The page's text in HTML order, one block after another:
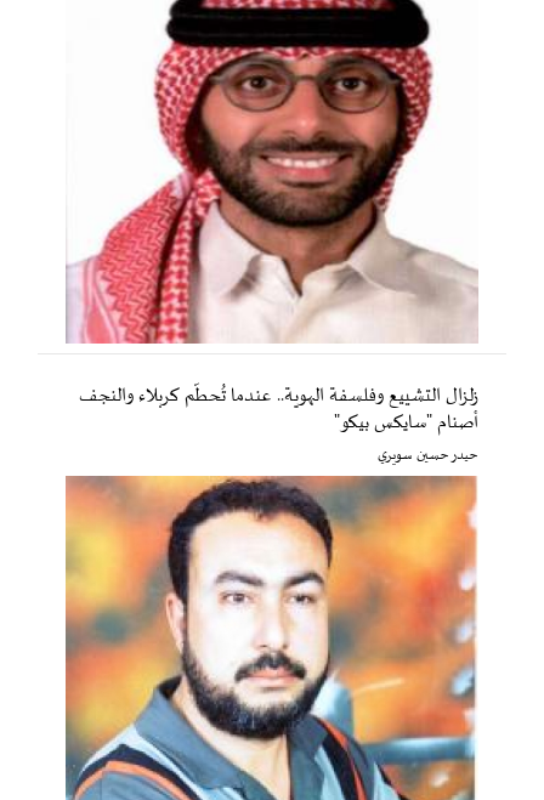
زلزال التشييع وفلسفة الهوية.. عندما تُحطّم كربلاء والنجف
أصنام "سايكس بيكو"
حيدر حسين سويري